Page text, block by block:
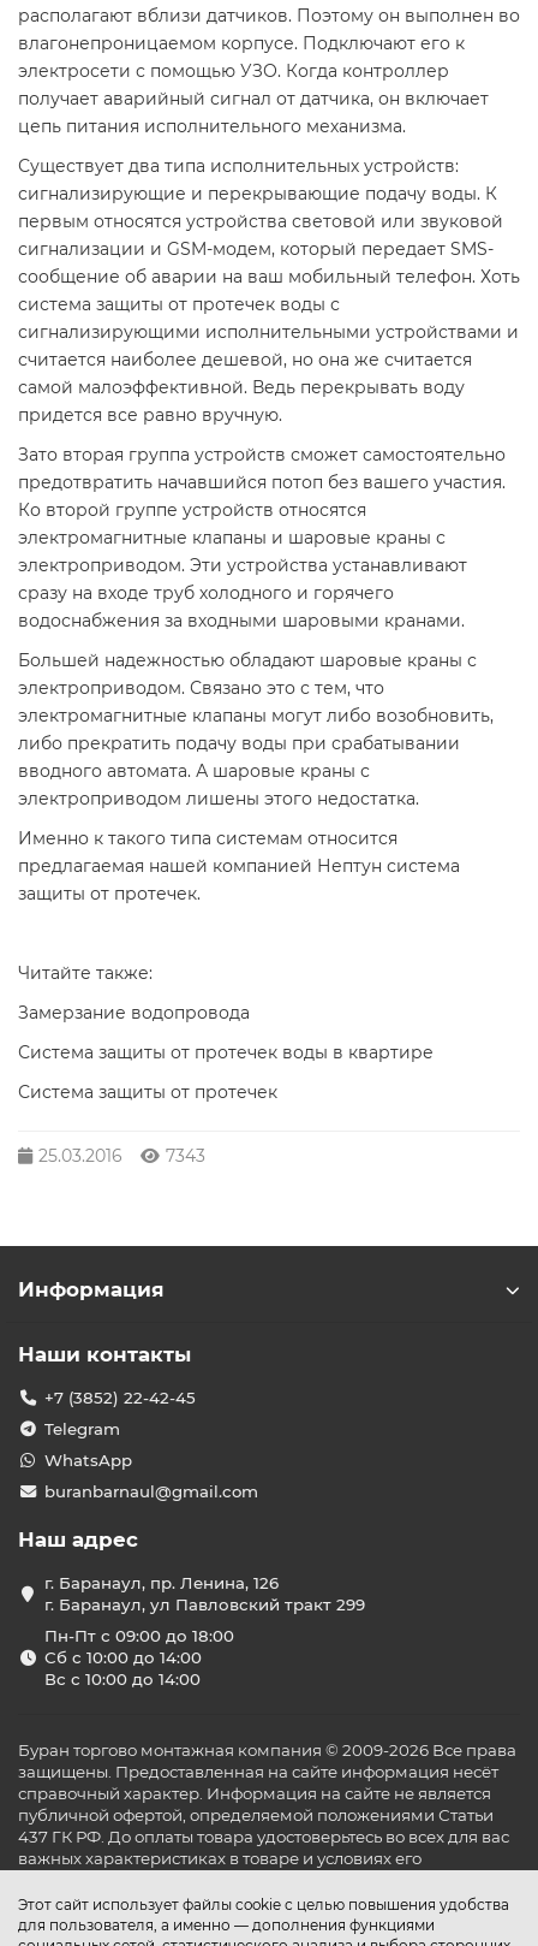
располагают вблизи датчиков. Поэтому он выполнен во
влагонепроницаемом корпусе. Подключают его к
электросети с помощью УЗО. Когда контроллер
получает аварийный сигнал от датчика, он включает
цепь питания исполнительного механизма.
Существует два типа исполнительных устройств:
сигнализирующие и перекрывающие подачу воды. К
первым относятся устройства световой или звуковой
сигнализации и GSM-модем, который передает SMS-
сообщение об аварии на ваш мобильный телефон. Хоть
система защиты от протечек воды с
сигнализирующими исполнительными устройствами и
считается наиболее дешевой, но она же считается
самой малоэффективной. Ведь перекрывать воду
придется все равно вручную.
Зато вторая группа устройств сможет самостоятельно
предотвратить начавшийся потоп без вашего участия.
Ко второй группе устройств относятся
электромагнитные клапаны и шаровые краны с
электроприводом. Эти устройства устанавливают
сразу на входе труб холодного и горячего
водоснабжения за входными шаровыми кранами.
Большей надежностью обладают шаровые краны с
электроприводом. Связано это с тем, что
электромагнитные клапаны могут либо возобновить,
либо прекратить подачу воды при срабатывании
вводного автомата. А шаровые краны с
электроприводом лишены этого недостатка.
Именно к такого типа системам относится
предлагаемая нашей компанией Нептун система
защиты от протечек.
Читайте также:
Замерзание водопровода
Система защиты от протечек воды в квартире
Система защиты от протечек
25.03.2016 7343
Этот сайт использует файлы cookie с целью повышения удобства
для пользователя, а именно — дополнения функциями
Информация
Наши контакты
+7 (3852) 22-42-45
Telegram
WhatsApp
buranbarnaul@gmail.com
Наш адрес
г. Баранаул, пр. Ленина, 126
г. Баранаул, ул Павловский тракт 299
Пн-Пт с 09:00 до 18:00
Сб с 10:00 до 14:00
Вс с 10:00 до 14:00
Буран торгово монтажная компания © 2009-2026 Все права
защищены. Предоставленная на сайте информация несёт
справочный характер. Информация на сайте не является
публичной офертой, определяемой положениями Статьи
437 ГК РФ. До оплаты товара удостоверьтесь во всех для вас
важных характеристиках в товаре и условиях его